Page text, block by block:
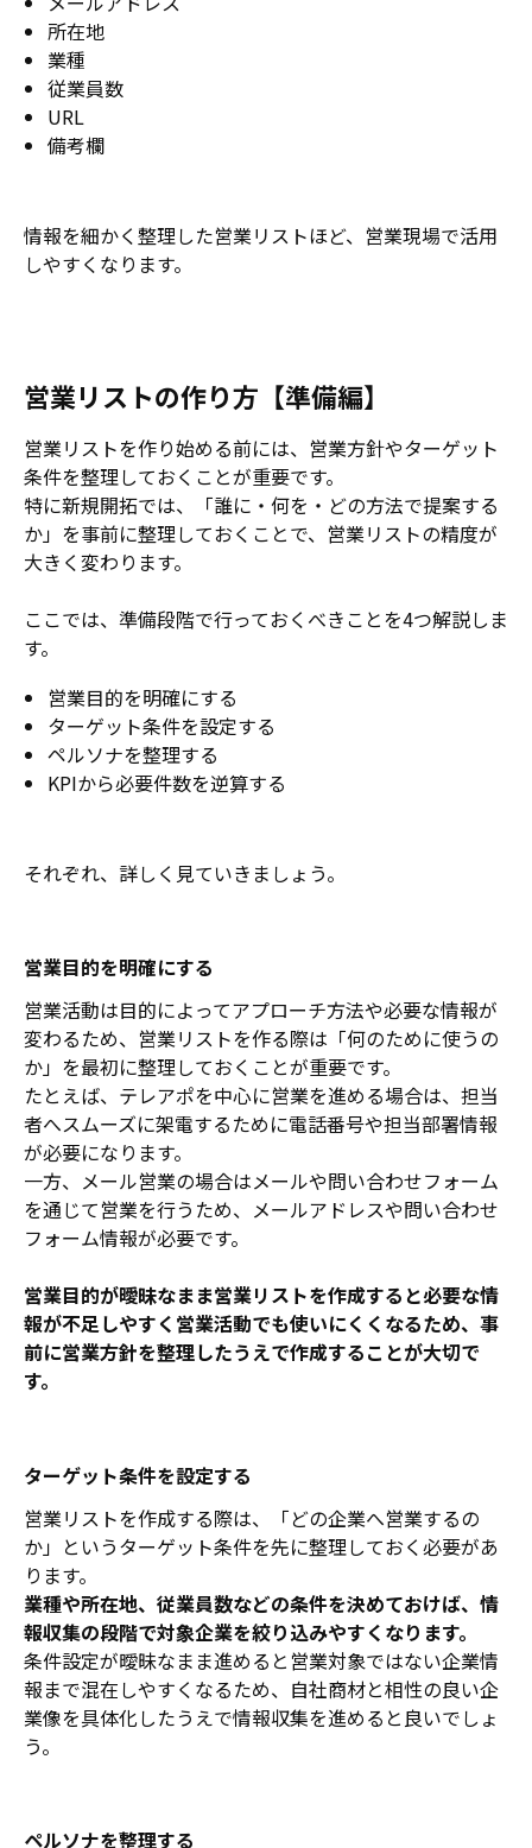
所在地
業種
従業員数
URL
備考欄
情報を細かく整理した営業リストほど、営業現場で活用
しやすくなります。
営業リストの作り方【準備編】
営業リストを作り始める前には、営業方針やターゲット
条件を整理しておくことが重要です。
特に新規開拓では、「誰に・何を・どの方法で提案する
か」を事前に整理しておくことで、営業リストの精度が
大きく変わります。
ここでは、準備段階で行っておくべきことを4つ解説しま
す。
営業目的を明確にする
ターゲット条件を設定する
ペルソナを整理する
KPIから必要件数を逆算する
それぞれ、詳しく見ていきましょう。
営業目的を明確にする
営業活動は目的によってアプローチ方法や必要な情報が
変わるため、営業リストを作る際は「何のために使うの
か」を最初に整理しておくことが重要です。
たとえば、テレアポを中心に営業を進める場合は、担当
者へスムーズに架電するために電話番号や担当部署情報
が必要になります。
一方、メール営業の場合はメールや問い合わせフォーム
を通じて営業を行うため、メールアドレスや問い合わせ
フォーム情報が必要です。
営業目的が曖昧なまま営業リストを作成すると必要な情
報が不足しやすく営業活動でも使いにくくなるため、事
前に営業方針を整理したうえで作成することが大切で
す。
ターゲット条件を設定する
営業リストを作成する際は、「どの企業へ営業するの
か」というターゲット条件を先に整理しておく必要があ
ります。
業種や所在地、従業員数などの条件を決めておけば、情
報収集の段階で対象企業を絞り込みやすくなります。
条件設定が曖昧なまま進めると営業対象ではない企業情
報まで混在しやすくなるため、自社商材と相性の良い企
業像を具体化したうえで情報収集を進めると良いでしょ
う。
ペルソナを整理する